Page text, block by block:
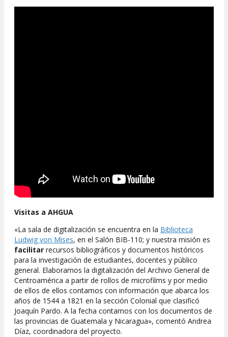
Visitas a AHGUA
«La sala de digitalización se encuentra en la Biblioteca
Ludwig von Mises, en el Salón BIB-110; y nuestra misión es
facilitar recursos bibliográficos y documentos históricos
para la investigación de estudiantes, docentes y público
general. Elaboramos la digitalización del Archivo General de
Centroamérica a partir de rollos de microfilms y por medio
de ellos de ellos contamos con información que abarca los
años de 1544 a 1821 en la sección Colonial que clasificó
Joaquín Pardo. A la fecha contamos con los documentos de
las provincias de Guatemala y Nicaragua», comentó Andrea
Díaz, coordinadora del proyecto.